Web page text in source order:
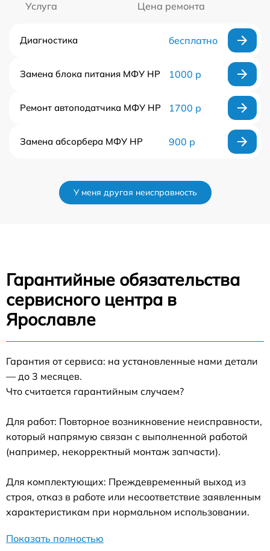
Услуга Цена ремонта
Диагностика бесплатно
Замена блока питания МФУ HP 1000 р
Ремонт автоподатчика МФУ HP 1700 р
Замена абсорбера МФУ HP 900 р
У меня другая неисправность
Гарантийные обязательства
сервисного центра в
Ярославле
Гарантия от сервиса: на установленные нами детали
— до 3 месяцев.
Что считается гарантийным случаем?
Для работ: Повторное возникновение неисправности,
который напрямую связан с выполненной работой
(например, некорректный монтаж запчасти).
Для комплектующих: Преждевременный выход из
строя, отказ в работе или несоответствие заявленным
характеристикам при нормальном использовании.
Показать полностью